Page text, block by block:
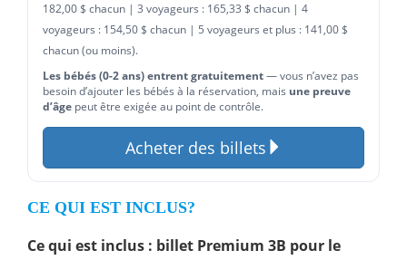
182,00 $ chacun | 3 voyageurs : 165,33 $ chacun | 4
voyageurs : 154,50 $ chacun | 5 voyageurs et plus : 141,00 $
chacun (ou moins).
Les bébés (0-2 ans) entrent gratuitement— vous n’avez pas
besoin d’ajouter les bébés à la réservation, mais une preuve
d’âge peut être exigée au point de contrôle.
Acheter des billets
CE QUI EST INCLUS?
Ce qui est inclus : billet Premium 3B pour le